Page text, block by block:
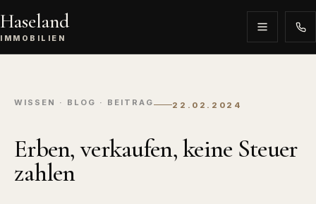
Haseland
IMMOBILIEN
WISSEN · BLOG · BEITRAG 22.02.2024
Erben, verkaufen, keine Steuer
zahlen